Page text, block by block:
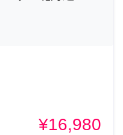
¥16,980